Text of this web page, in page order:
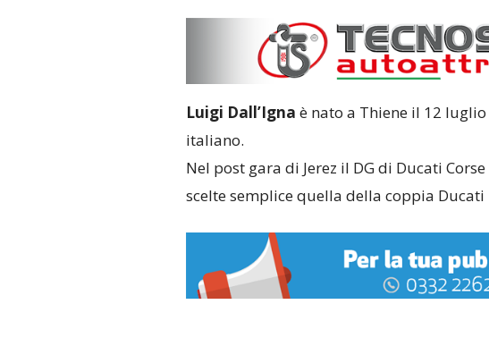
Luigi Dall’Igna è nato a Thiene il 12 luglio
italiano.
Nel post gara di Jerez il DG di Ducati
scelte semplice quella della coppia